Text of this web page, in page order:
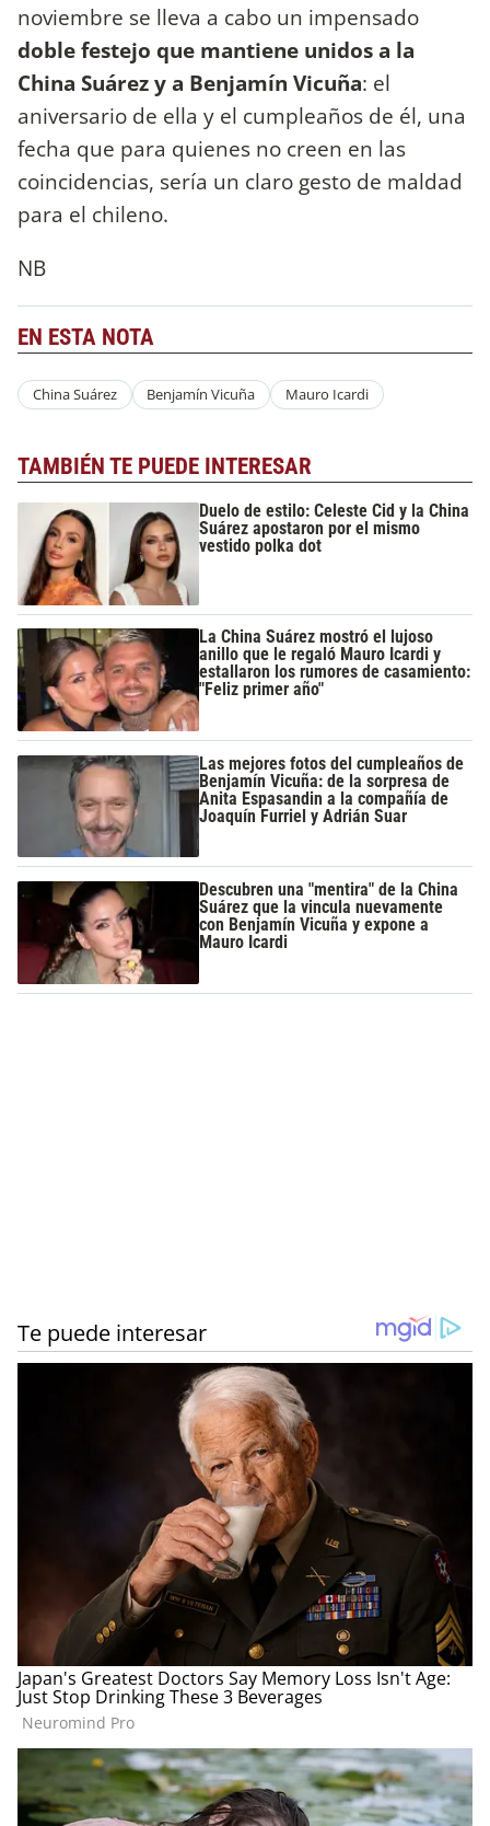
noviembre se lleva a cabo un impensado
doble festejo que mantiene unidos a la
China Suárez y a Benjamín Vicuña: el
aniversario de ella y el cumpleaños de él, una
fecha que para quienes no creen en las
coincidencias, sería un claro gesto de maldad
para el chileno.
NB
EN ESTA NOTA
China Suárez Benjamín Vicuña Mauro Icardi
TAMBIÉN TE PUEDE INTERESAR
Duelo de estilo: Celeste Cid y la China
Suárez apostaron por el mismo
vestido polka dot
La China Suárez mostró el lujoso
anillo que le regaló Mauro Icardi y
estallaron los rumores de casamiento:
"Feliz primer año"
Las mejores fotos del cumpleaños de
Benjamín Vicuña: de la sorpresa de
Anita Espasandin a la compañía de
Joaquín Furriel y Adrián Suar
Descubren una "mentira" de la China
Suárez que la vincula nuevamente
con Benjamín Vicuña y expone a
Mauro Icardi